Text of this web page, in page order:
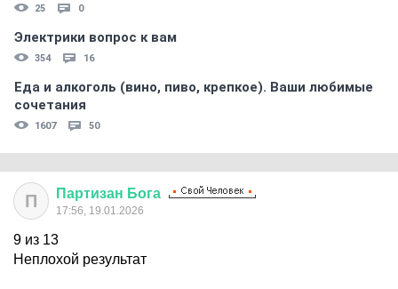
25 0
Электрики вопрос к вам
354 16
Еда и алкоголь (вино, пиво, крепкое). Ваши любимые
сочетания
1607 50
П Партизан Бога
17:56, 19.01.2026
9 из 13
Неплохой результат